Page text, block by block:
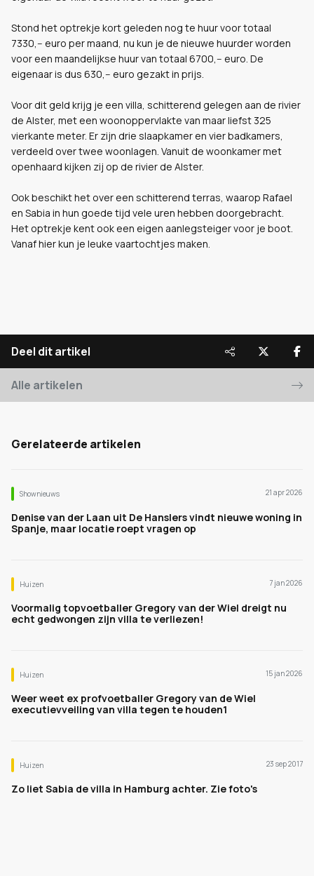
Stond het optrekje kort geleden nog te huur voor totaal
7330,-- euro per maand, nu kun je de nieuwe huurder worden
voor een maandelijkse huur van totaal 6700,-- euro. De
eigenaar is dus 630,-- euro gezakt in prijs.
Voor dit geld krijg je een villa, schitterend gelegen aan de rivier
de Alster, met een woonoppervlakte van maar liefst 325
vierkante meter. Er zijn drie slaapkamer en vier badkamers,
verdeeld over twee woonlagen. Vanuit de woonkamer met
openhaard kijken zij op de rivier de Alster.
Ook beschikt het over een schitterend terras, waarop Rafael
en Sabia in hun goede tijd vele uren hebben doorgebracht.
Het optrekje kent ook een eigen aanlegsteiger voor je boot.
Vanaf hier kun je leuke vaartochtjes maken.
Deel dit artikel
Alle artikelen
Gerelateerde artikelen
Shownieuws 21 apr 2026
Denise van der Laan uit De Hanslers vindt nieuwe woning in
Spanje, maar locatie roept vragen op
Huizen 7 jan 2026
Voormalig topvoetballer Gregory van der Wiel dreigt nu
echt gedwongen zijn villa te verliezen!
Huizen 15 jan 2026
Weer weet ex profvoetballer Gregory van de Wiel
executievveiling van villa tegen te houden1
Huizen 23 sep 2017
Zo liet Sabia de villa in Hamburg achter. Zie foto's